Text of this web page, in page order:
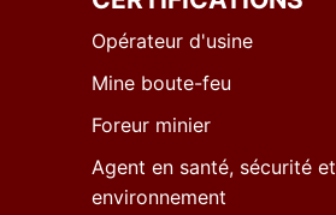
Opérateur d'usine
Mine boute-feu
Foreur minier
Agent en santé, sécurité et
environnement